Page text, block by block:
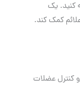
کنید. یک
کمک کند.
کنترل عضلات